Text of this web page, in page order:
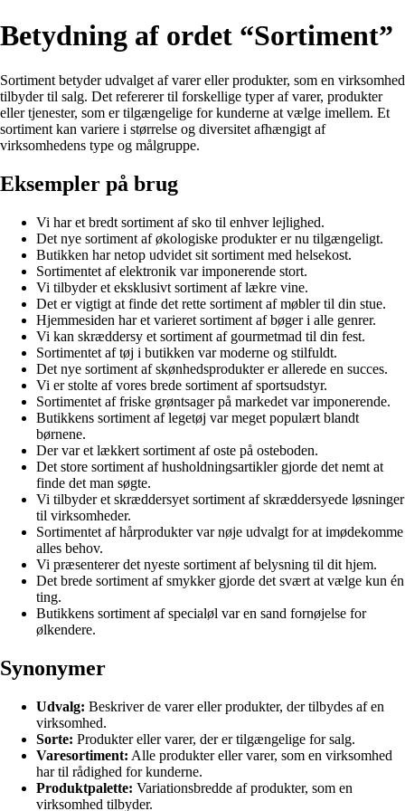
Betydning af ordet “Sortiment”
Sortiment betyder udvalget af varer eller produkter, som en virksomhed
tilbyder til salg. Det refererer til forskellige typer af varer, produkter
eller tjenester, som er tilgængelige for kunderne at vælge imellem. Et
sortiment kan variere i størrelse og diversitet afhængigt af
virksomhedens type og målgruppe.
Eksempler på brug
Vi har et bredt sortiment af sko til enhver lejlighed.
Det nye sortiment af økologiske produkter er nu tilgængeligt.
Butikken har netop udvidet sit sortiment med helsekost.
Sortimentet af elektronik var imponerende stort.
Vi tilbyder et eksklusivt sortiment af lækre vine.
Det er vigtigt at finde det rette sortiment af møbler til din stue.
Hjemmesiden har et varieret sortiment af bøger i alle genrer.
Vi kan skræddersy et sortiment af gourmetmad til din fest.
Sortimentet af tøj i butikken var moderne og stilfuldt.
Det nye sortiment af skønhedsprodukter er allerede en succes.
Vi er stolte af vores brede sortiment af sportsudstyr.
Sortimentet af friske grøntsager på markedet var imponerende.
Butikkens sortiment af legetøj var meget populært blandt
børnene.
Der var et lækkert sortiment af oste på osteboden.
Det store sortiment af husholdningsartikler gjorde det nemt at
finde det man søgte.
Vi tilbyder et skræddersyet sortiment af skræddersyede løsninger
til virksomheder.
Sortimentet af hårprodukter var nøje udvalgt for at imødekomme
alles behov.
Vi præsenterer det nyeste sortiment af belysning til dit hjem.
Det brede sortiment af smykker gjorde det svært at vælge kun én
ting.
Butikkens sortiment af specialøl var en sand fornøjelse for
ølkendere.
Synonymer
Udvalg: Beskriver de varer eller produkter, der tilbydes af en
virksomhed.
Sorte: Produkter eller varer, der er tilgængelige for salg.
Varesortiment: Alle produkter eller varer, som en virksomhed
har til rådighed for kunderne.
Produktpalette: Variationsbredde af produkter, som en
virksomhed tilbyder.